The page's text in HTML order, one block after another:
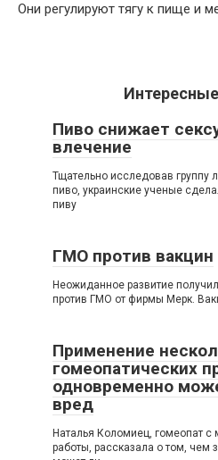
Они регулируют тягу к пище и
Пиво снижает
влечение
Тщательно исследовав группу
пиво, украинские ученые
пиву
ГМО против вакцин
Неожиданное развитие
против ГМО от фирмы Мерк.
Применение
гомеопатических
одновременно
вред
Наталья Коломиец, гомеопат с
работы, рассказала о том, чем